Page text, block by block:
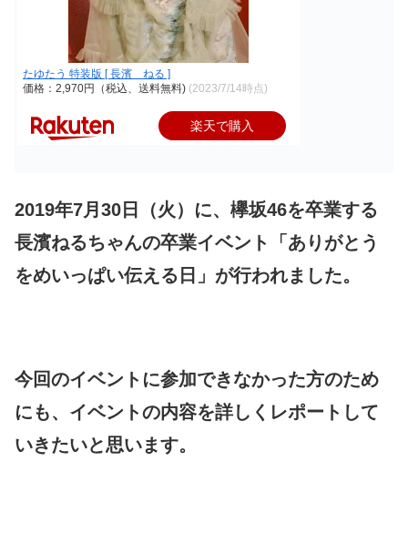
たゆたう 特装版 [ 長濱 ねる ]
価格：2,970円（税込、送料無料) (2023/7/14時点)
楽天で購入
2019年7月30日（火）に、欅坂46を卒業する
長濱ねるちゃんの卒業イベント「ありがとう
をめいっぱい伝える日」が行われました。
今回のイベントに参加できなかった方のため
にも、イベントの内容を詳しくレポートして
いきたいと思います。